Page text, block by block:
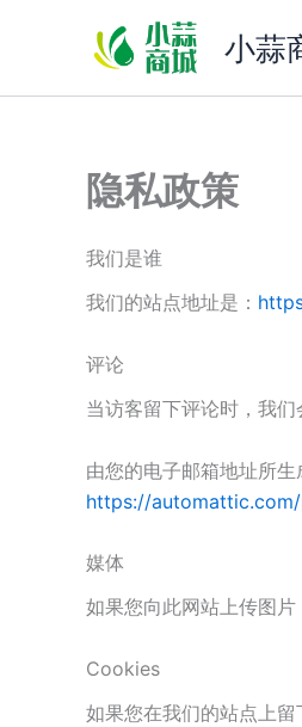
小蒜
隐私政策
我们是谁
我们的站点地址是：
评论
当访客留下评论时，我
由您的电子邮箱地址所
https://
媒体
如果您向此网站上传图
Cookies
如果您在我们的站点上